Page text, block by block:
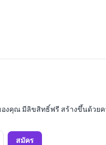
องคุณ มีลิขสิทธิ์ฟรี สร้างขึ้นด้วย
สมัคร